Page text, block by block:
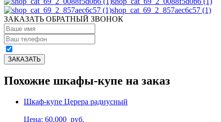
shop_cat_69_2_857aec6c57 (1)
ЗАКАЗАТЬ ОБРАТНЫЙ ЗВОНОК
Похожие шкафы-купе на заказ
Шкаф-купе Церера радиусный
Цена: 60,000 руб.